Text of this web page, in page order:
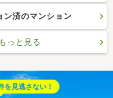
ン済のマンション
っと見る
を見逃さない！